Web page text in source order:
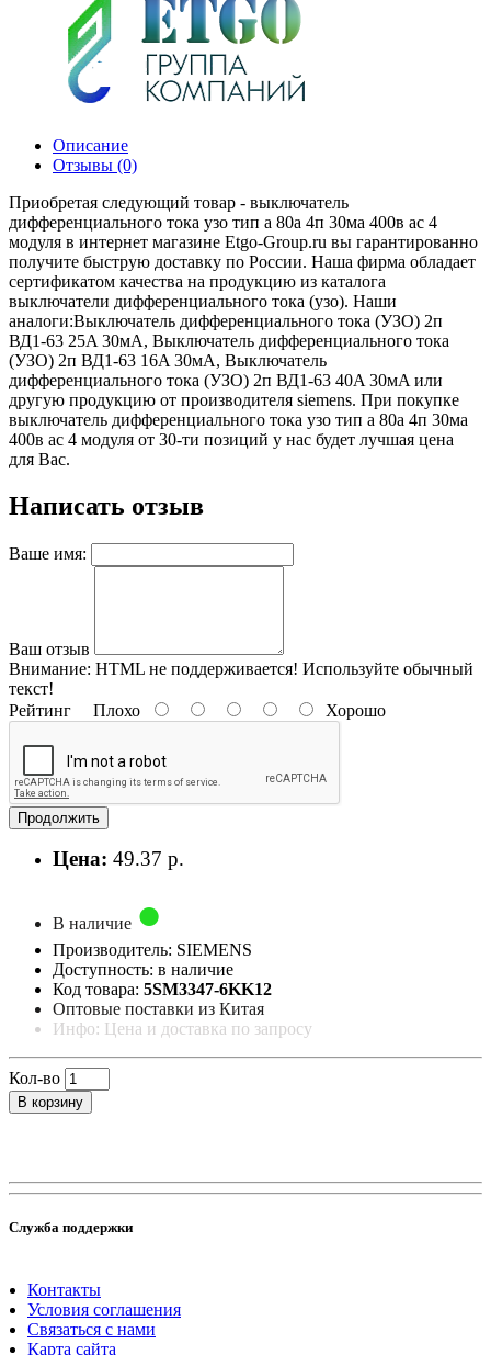
Описание
Отзывы (0)
Приобретая следующий товар - выключатель
дифференциального тока узо тип а 80а 4п 30ма 400в ас 4
модуля в интернет магазине Etgo-Group.ru вы гарантированно
получите быструю доставку по России. Наша фирма обладает
сертификатом качества на продукцию из каталога
выключатели дифференциального тока (узо). Наши
аналоги:Выключатель дифференциального тока (УЗО) 2п
ВД1-63 25A 30мA, Выключатель дифференциального тока
(УЗО) 2п ВД1-63 16A 30мA, Выключатель
дифференциального тока (УЗО) 2п ВД1-63 40A 30мA или
другую продукцию от производителя siemens. При покупке
выключатель дифференциального тока узо тип а 80а 4п 30ма
400в ас 4 модуля от 30-ти позиций у нас будет лучшая цена
для Вас.
Написать отзыв
Ваше имя:
Ваш отзыв
Внимание: HTML не поддерживается! Используйте обычный
текст!
Рейтинг Плохо Хорошо
Продолжить
Цена: 49.37 р.
В наличие
Производитель: SIEMENS
Доступность: в наличие
Код товара: 5SM3347-6KK12
Оптовые поставки из Китая
Инфо: Цена и доставка по запросу
Кол-во
В корзину
Служба поддержки
Контакты
Условия соглашения
Связаться с нами
Карта сайта